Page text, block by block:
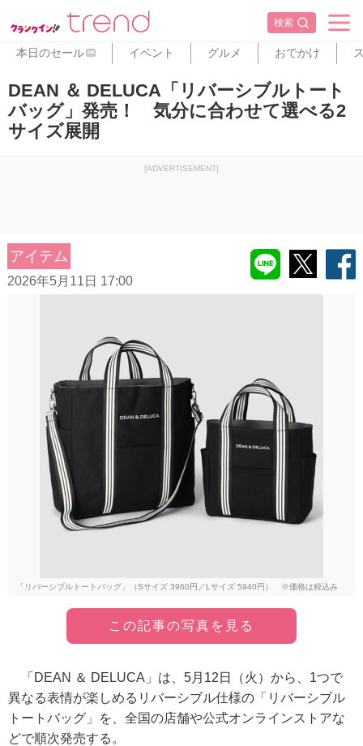
検索
本日のセール PR イベント グルメ おでかけ
DEAN ＆ DELUCA「リバーシブルトート
バッグ」発売！ 気分に合わせて選べる2
サイズ展開
[ADVERTISEMENT]
アイテム
2026年5月11日 17:00
「リバーシブルトートバッグ」（Sサイズ 3960円／Lサイズ 5940円） ※価格は税込み
この記事の写真を見る
「DEAN ＆ DELUCA」は、5月12日（火）から、1つで
異なる表情が楽しめるリバーシブル仕様の「リバーシブル
トートバッグ」を、全国の店舗や公式オンラインストアな
どで順次発売する。